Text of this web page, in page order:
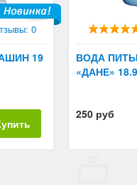
0
19
ВОДА
«ДАНЕ»
250 руб